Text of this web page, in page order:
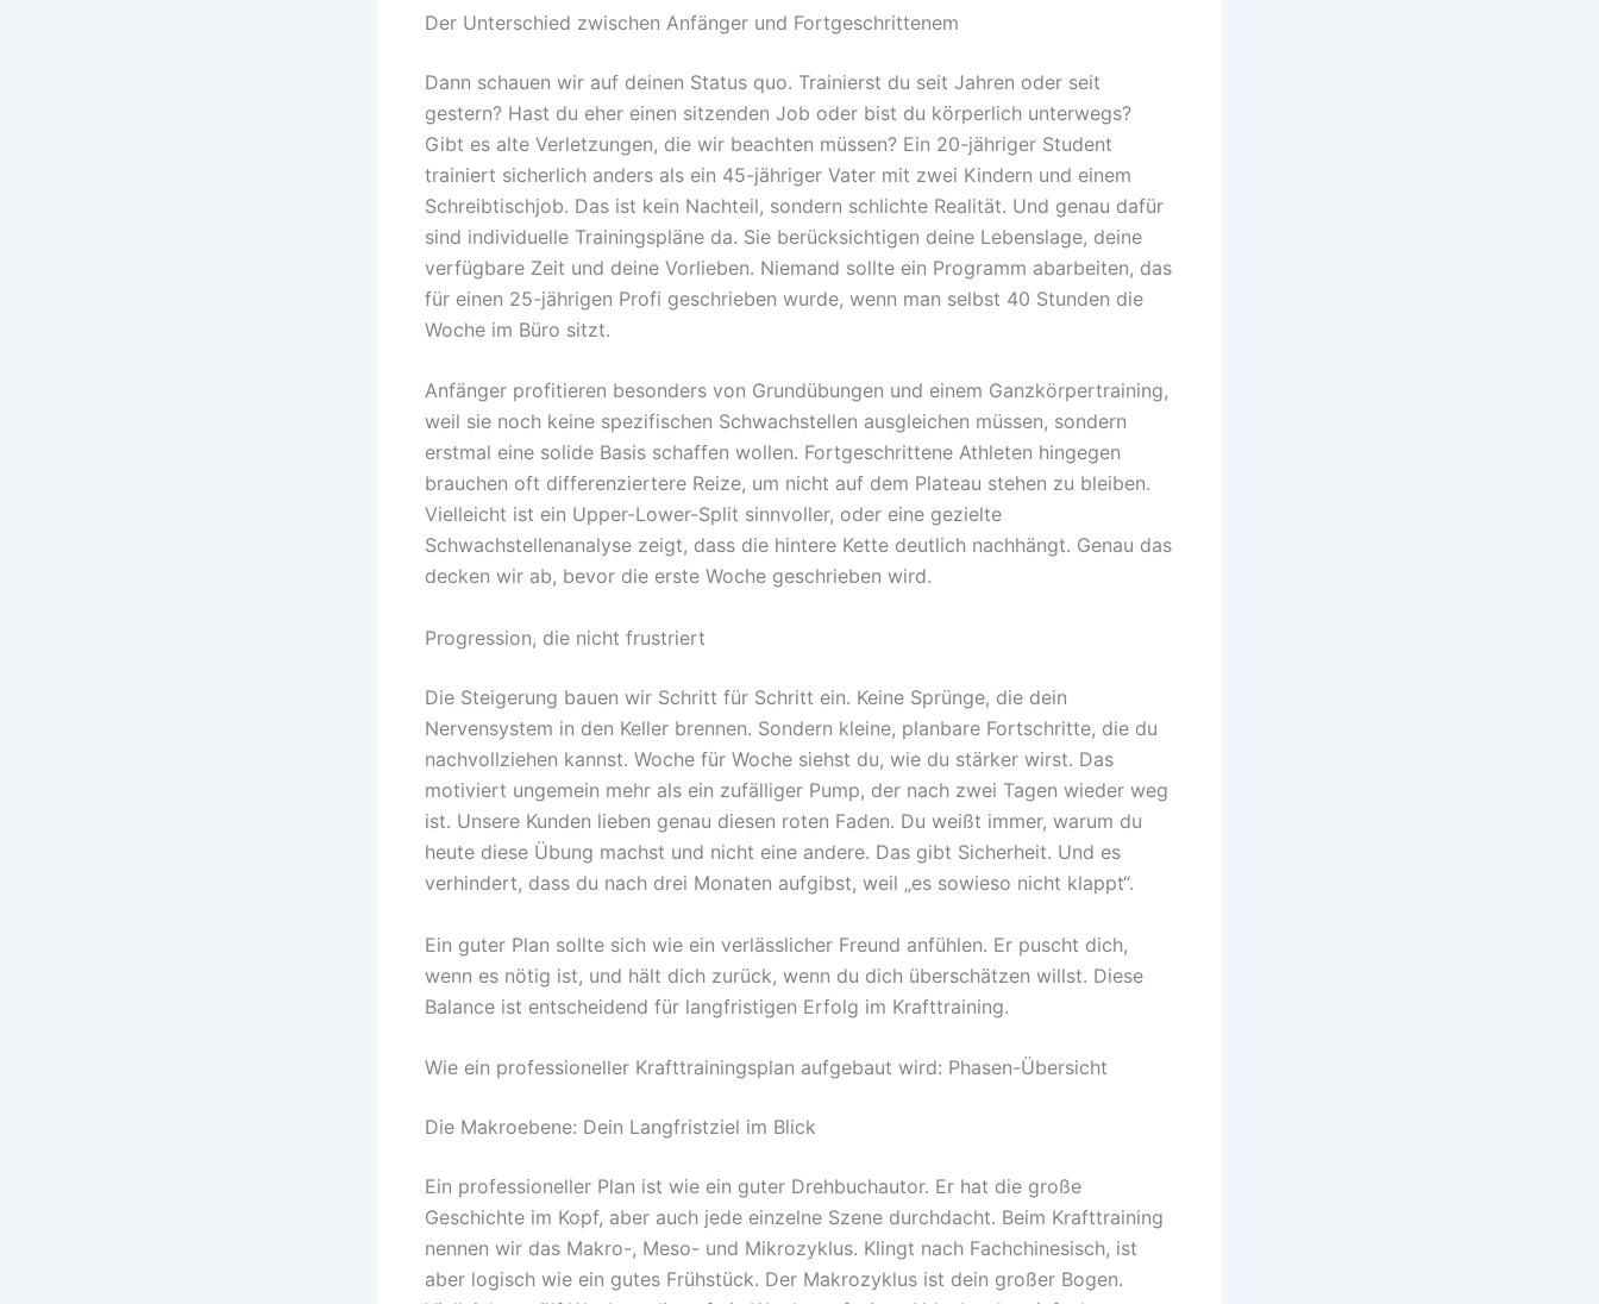
Der Unterschied zwischen Anfänger und Fortgeschrittenem
Dann schauen wir auf deinen Status quo. Trainierst du seit Jahren oder seit
gestern? Hast du eher einen sitzenden Job oder bist du körperlich unterwegs?
Gibt es alte Verletzungen, die wir beachten müssen? Ein 20-jähriger Student
trainiert sicherlich anders als ein 45-jähriger Vater mit zwei Kindern und einem
Schreibtischjob. Das ist kein Nachteil, sondern schlichte Realität. Und genau dafür
sind individuelle Trainingspläne da. Sie berücksichtigen deine Lebenslage, deine
verfügbare Zeit und deine Vorlieben. Niemand sollte ein Programm abarbeiten, das
für einen 25-jährigen Profi geschrieben wurde, wenn man selbst 40 Stunden die
Woche im Büro sitzt.
Anfänger profitieren besonders von Grundübungen und einem Ganzkörpertraining,
weil sie noch keine spezifischen Schwachstellen ausgleichen müssen, sondern
erstmal eine solide Basis schaffen wollen. Fortgeschrittene Athleten hingegen
brauchen oft differenziertere Reize, um nicht auf dem Plateau stehen zu bleiben.
Vielleicht ist ein Upper-Lower-Split sinnvoller, oder eine gezielte
Schwachstellenanalyse zeigt, dass die hintere Kette deutlich nachhängt. Genau das
decken wir ab, bevor die erste Woche geschrieben wird.
Progression, die nicht frustriert
Die Steigerung bauen wir Schritt für Schritt ein. Keine Sprünge, die dein
Nervensystem in den Keller brennen. Sondern kleine, planbare Fortschritte, die du
nachvollziehen kannst. Woche für Woche siehst du, wie du stärker wirst. Das
motiviert ungemein mehr als ein zufälliger Pump, der nach zwei Tagen wieder weg
ist. Unsere Kunden lieben genau diesen roten Faden. Du weißt immer, warum du
heute diese Übung machst und nicht eine andere. Das gibt Sicherheit. Und es
verhindert, dass du nach drei Monaten aufgibst, weil „es sowieso nicht klappt“.
Ein guter Plan sollte sich wie ein verlässlicher Freund anfühlen. Er puscht dich,
wenn es nötig ist, und hält dich zurück, wenn du dich überschätzen willst. Diese
Balance ist entscheidend für langfristigen Erfolg im Krafttraining.
Wie ein professioneller Krafttrainingsplan aufgebaut wird: Phasen-Übersicht
Die Makroebene: Dein Langfristziel im Blick
Ein professioneller Plan ist wie ein guter Drehbuchautor. Er hat die große
Geschichte im Kopf, aber auch jede einzelne Szene durchdacht. Beim Krafttraining
nennen wir das Makro-, Meso- und Mikrozyklus. Klingt nach Fachchinesisch, ist
aber logisch wie ein gutes Frühstück. Der Makrozyklus ist dein großer Bogen.